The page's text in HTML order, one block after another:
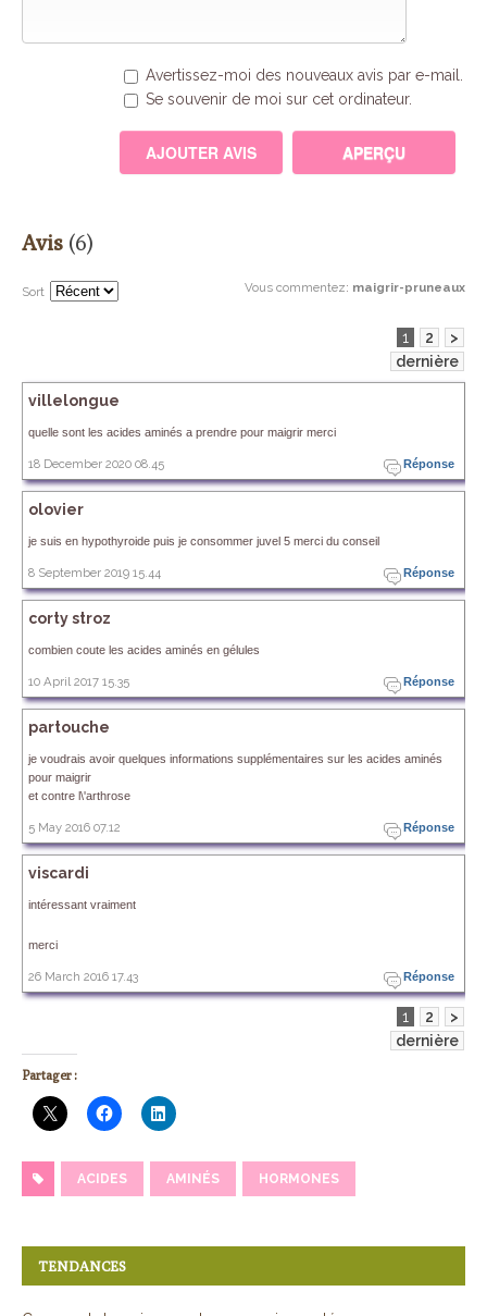
Avertissez-moi des nouveaux avis par e-mail.
Se souvenir de moi sur cet ordinateur.
Avis (6)
Vous commentez: maigrir-pruneaux
Sort
1 2
>
dernière
villelongue
quelle sont les acides aminés a prendre pour maigrir merci
Réponse
18 December 2020 08.45
olovier
je suis en hypothyroide puis je consommer juvel 5 merci du conseil
Réponse
8 September 2019 15.44
corty stroz
combien coute les acides aminés en gélules
Réponse
10 April 2017 15.35
partouche
je voudrais avoir quelques informations supplémentaires sur les acides aminés
pour maigrir
et contre l\'arthrose
Réponse
5 May 2016 07.12
viscardi
intéressant vraiment
merci
Réponse
26 March 2016 17.43
1 2
>
dernière
Partager :
ACIDES AMINÉS HORMONES
TENDANCES